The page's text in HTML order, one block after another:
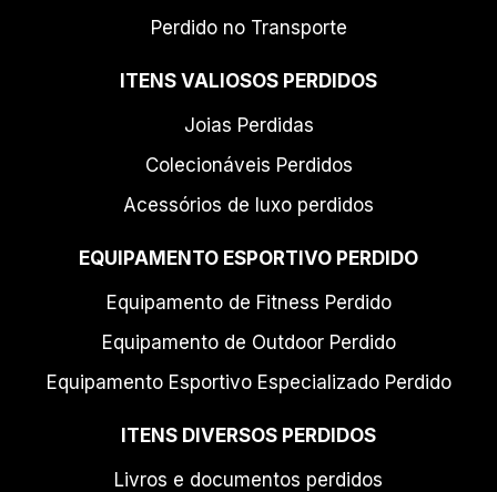
Perdido no Transporte
ITENS VALIOSOS PERDIDOS
Joias Perdidas
Colecionáveis Perdidos
Acessórios de luxo perdidos
EQUIPAMENTO ESPORTIVO PERDIDO
Equipamento de Fitness Perdido
Equipamento de Outdoor Perdido
Equipamento Esportivo Especializado Perdido
ITENS DIVERSOS PERDIDOS
Livros e documentos perdidos